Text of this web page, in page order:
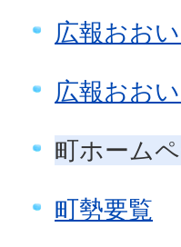
広報おお
広報おお
町ホーム
町勢要覧